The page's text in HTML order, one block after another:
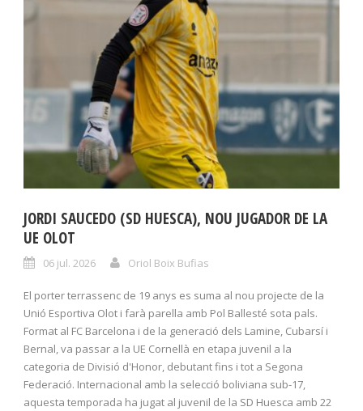
JORDI SAUCEDO (SD HUESCA), NOU JUGADOR DE LA
UE OLOT
06 jul. 2026 Oriol Boix Bufias
El porter terrassenc de 19 anys es suma al nou projecte de la
Unió Esportiva Olot i farà parella amb Pol Ballesté sota pals.
Format al FC Barcelona i de la generació dels Lamine, Cubarsí i
Bernal, va passar a la UE Cornellà en etapa juvenil a la
categoria de Divisió d'Honor, debutant fins i tot a Segona
Federació. Internacional amb la selecció boliviana sub-17,
aquesta temporada ha jugat al juvenil de la SD Huesca amb 22